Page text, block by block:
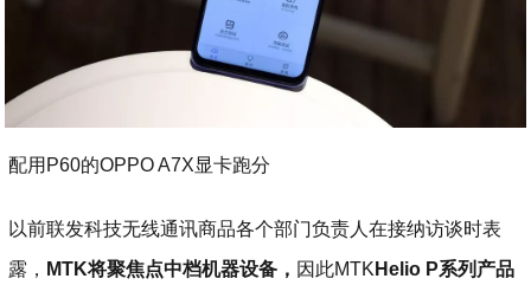
配用P60的OPPO A7X显卡跑分
以前联发科技无线通讯商品各个部门负责人在接纳访谈时表
露， MTK将聚焦点中档机器设备， 因此MTKHelio P系列产品